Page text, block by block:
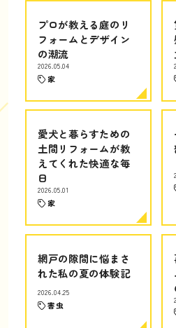
プロが教える庭のリ
フォームとデザイン
の潮流
2026.05.04
家
愛犬と暮らすための
土間リフォームが教
えてくれた快適な毎
日
2026.05.01
家
網戸の隙間に悩まさ
れた私の夏の体験記
2026.04.25
害虫